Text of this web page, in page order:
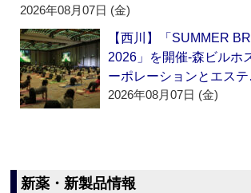
2026年08月07日 (金)
【西川】「SUMMER
2026」を開催‐森ビルホ
ーポレーションとエス
2026年08月07日 (金)
新薬・新製品情報